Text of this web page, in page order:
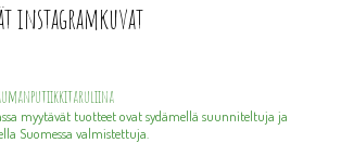
instagramkuvat
myytävät tuotteet ovat sydämellä suunniteltuja ja
Suomessa valmistettuja.